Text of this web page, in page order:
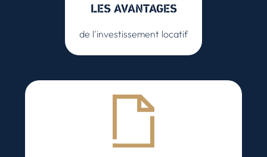
LES AVANTAGES
de l'investissement locatif